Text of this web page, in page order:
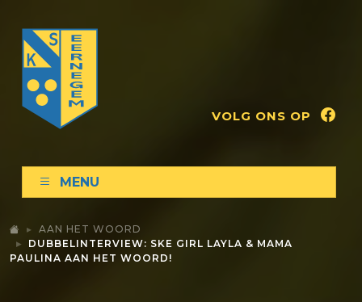
VOLG ONS OP
MENU
AAN HET WOORD
DUBBELINTERVIEW: SKE GIRL LAYLA & MAMA
PAULINA AAN HET WOORD!